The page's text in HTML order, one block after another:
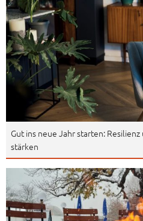
Gut ins neue Jahr starten:
stärken